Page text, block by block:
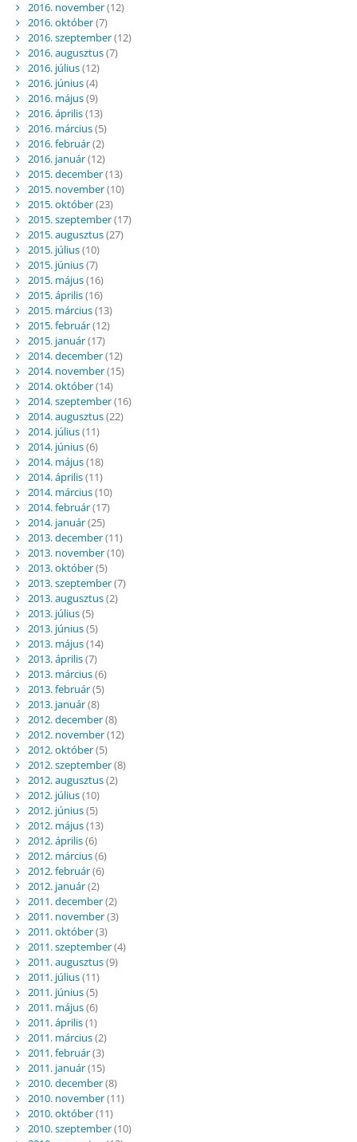
2016. november(12)
2016. október(7)
2016. szeptember(12)
2016. augusztus(7)
2016. július(12)
2016. június(4)
2016. május(9)
2016. április(13)
2016. március(5)
2016. február(2)
2016. január(12)
2015. december(13)
2015. november(10)
2015. október(23)
2015. szeptember(17)
2015. augusztus(27)
2015. július(10)
2015. június(7)
2015. május(16)
2015. április(16)
2015. március(13)
2015. február(12)
2015. január(17)
2014. december(12)
2014. november(15)
2014. október(14)
2014. szeptember(16)
2014. augusztus(22)
2014. július(11)
2014. június(6)
2014. május(18)
2014. április(11)
2014. március(10)
2014. február(17)
2014. január(25)
2013. december(11)
2013. november(10)
2013. október(5)
2013. szeptember(7)
2013. augusztus(2)
2013. július(5)
2013. június(5)
2013. május(14)
2013. április(7)
2013. március(6)
2013. február(5)
2013. január(8)
2012. december(8)
2012. november(12)
2012. október(5)
2012. szeptember(8)
2012. augusztus(2)
2012. július(10)
2012. június(5)
2012. május(13)
2012. április(6)
2012. március(6)
2012. február(6)
2012. január(2)
2011. december(2)
2011. november(3)
2011. október(3)
2011. szeptember(4)
2011. augusztus(9)
2011. július(11)
2011. június(5)
2011. május(6)
2011. április(1)
2011. március(2)
2011. február(3)
2011. január(15)
2010. december(8)
2010. november(11)
2010. október(11)
2010. szeptember(10)